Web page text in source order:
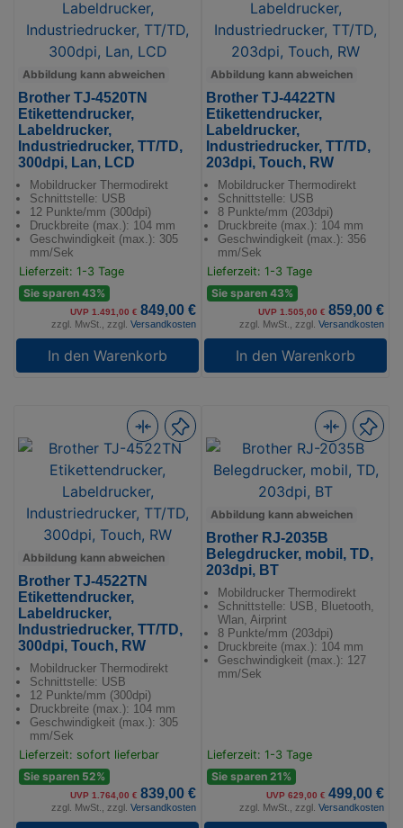
Abbildung kann abweichen
Brother TJ-4520TN
Etikettendrucker,
Labeldrucker,
Industriedrucker, TT/TD,
300dpi, Lan, LCD
Mobildrucker Thermodirekt
Schnittstelle: USB
12 Punkte/mm (300dpi)
Druckbreite (max.): 104 mm
Geschwindigkeit (max.): 305
mm/Sek
Lieferzeit: 1-3 Tage
Sie sparen 43%
UVP 1.491,00 € 849,00 €
zzgl. MwSt., zzgl. Versandkosten
In den Warenkorb
Abbildung kann abweichen
Brother TJ-4422TN
Etikettendrucker,
Labeldrucker,
Industriedrucker, TT/TD,
203dpi, Touch, RW
Mobildrucker Thermodirekt
Schnittstelle: USB
8 Punkte/mm (203dpi)
Druckbreite (max.): 104 mm
Geschwindigkeit (max.): 356
mm/Sek
Lieferzeit: 1-3 Tage
Sie sparen 43%
UVP 1.505,00 € 859,00 €
zzgl. MwSt., zzgl. Versandkosten
In den Warenkorb
Abbildung kann abweichen
Brother TJ-4522TN
Etikettendrucker,
Labeldrucker,
Industriedrucker, TT/TD,
300dpi, Touch, RW
Mobildrucker Thermodirekt
Schnittstelle: USB
12 Punkte/mm (300dpi)
Druckbreite (max.): 104 mm
Geschwindigkeit (max.): 305
mm/Sek
Lieferzeit: sofort lieferbar
Sie sparen 52%
UVP 1.764,00 € 839,00 €
zzgl. MwSt., zzgl. Versandkosten
Abbildung kann abweichen
Brother RJ-2035B
Belegdrucker, mobil, TD,
203dpi, BT
Mobildrucker Thermodirekt
Schnittstelle: USB, Bluetooth,
Wlan, Airprint
8 Punkte/mm (203dpi)
Druckbreite (max.): 104 mm
Geschwindigkeit (max.): 127
mm/Sek
Lieferzeit: 1-3 Tage
Sie sparen 21%
UVP 629,00 € 499,00 €
zzgl. MwSt., zzgl. Versandkosten